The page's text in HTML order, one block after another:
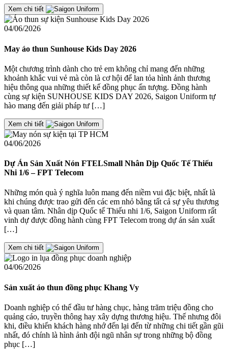
Xem chi tiết
04/06/2026
May áo thun Sunhouse Kids Day 2026
Một chương trình dành cho trẻ em không chỉ mang đến những
khoảnh khắc vui vẻ mà còn là cơ hội để lan tỏa hình ảnh thương
hiệu thông qua những thiết kế đồng phục ấn tượng. Đồng hành
cùng sự kiện SUNHOUSE KIDS DAY 2026, Saigon Uniform tự
hào mang đến giải pháp tư […]
Xem chi tiết
04/06/2026
Dự Án Sản Xuất Nón FTELSmall Nhân Dịp Quốc Tế Thiếu
Nhi 1/6 – FPT Telecom
Những món quà ý nghĩa luôn mang đến niềm vui đặc biệt, nhất là
khi chúng được trao gửi đến các em nhỏ bằng tất cả sự yêu thương
và quan tâm. Nhân dịp Quốc tế Thiếu nhi 1/6, Saigon Uniform rất
vinh dự được đồng hành cùng FPT Telecom trong dự án sản xuất
[…]
Xem chi tiết
04/06/2026
Sản xuất áo thun đồng phục Khang Vy
Doanh nghiệp có thể đầu tư hàng chục, hàng trăm triệu đồng cho
quảng cáo, truyền thông hay xây dựng thương hiệu. Thế nhưng đôi
khi, điều khiến khách hàng nhớ đến lại đến từ những chi tiết gần gũi
nhất, đó chính là hình ảnh đội ngũ nhân sự trong những bộ đồng
phục […]